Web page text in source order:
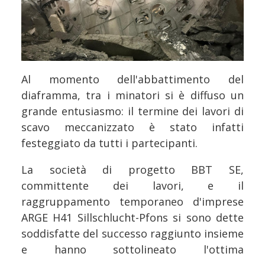
Al momento dell'abbattimento del
diaframma, tra i minatori si è diffuso un
grande entusiasmo: il termine dei lavori di
scavo meccanizzato è stato infatti
festeggiato da tutti i partecipanti.
La società di progetto BBT SE,
committente dei lavori, e il
raggruppamento temporaneo d'imprese
ARGE H41 Sillschlucht-Pfons si sono dette
soddisfatte del successo raggiunto insieme
e hanno sottolineato l'ottima